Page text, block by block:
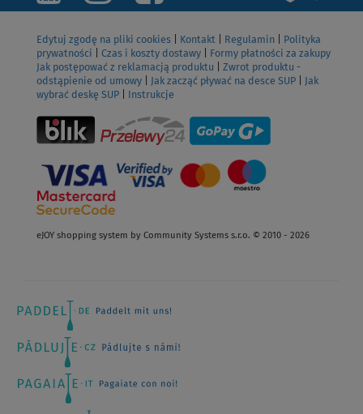
Edytuj zgodę na pliki cookies Kontakt Regulamin
Polityka
prywatności
Czas i koszty dostawy
Formy płatności za zakupy
Jak postępować z reklamacją produktu
Zwrot produktu -
odstąpienie od umowy
Jak zacząć pływać na desce SUP
Jak
wybrać deskę SUP
Instrukcje
eJOY shopping system by Community Systems s.r.o. © 2010 - 2026